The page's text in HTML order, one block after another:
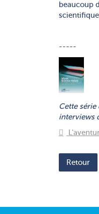
beaucoup
-----
Cette
interviews
Retour